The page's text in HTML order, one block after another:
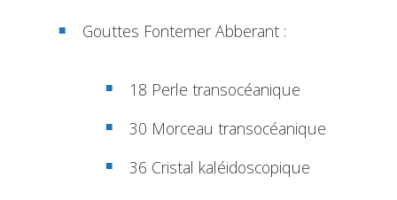
Gouttes Fontemer Abberant :
18 Perle transocéanique
30 Morceau transocéanique
36 Cristal kaléidoscopique